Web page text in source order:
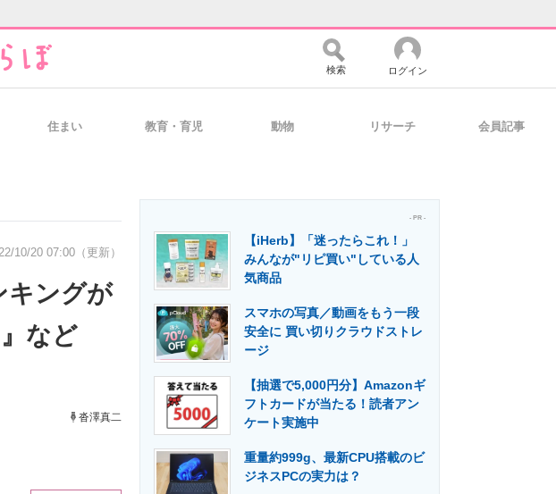
経営リーダーのコミュニティ マーケ×ITの今がよく分かる
製造業のIT導入・活用を支援
エネルギーの専門メディア 建設×テクノロジーの最前線
検索 ログイン
住まい 教育・育児 動物 リサーチ 会員記事
10/20 07:00（更新）
キングが
など
沓澤真二
- PR -
【iHerb】「迷ったらこれ！」
みんなが"リピ買い"している人
気商品
スマホの写真／動画をもう一段
安全に 買い切りクラウドストレ
ージ
【抽選で5,000円分】Amazonギ
フトカードが当たる！読者アン
ケート実施中
重量約999g、最新CPU搭載のビ
ジネスPCの実力は？